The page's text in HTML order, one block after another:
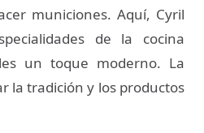
municiones. Aquí, Cyril
de la cocina
un toque moderno. La
la tradición y los productos